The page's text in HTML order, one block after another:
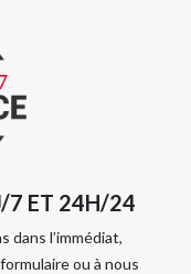
7 ET 24H/24
dans l’immédiat,
ou à nous